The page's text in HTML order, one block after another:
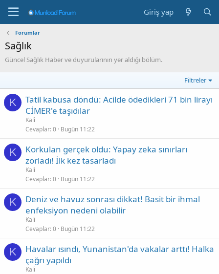
Giriş yap
Forumlar
Sağlık
Güncel Sağlık Haber ve duyurularının yer aldığı bölüm.
Filtreler
K
Tatil kabusa döndü: Acilde ödedikleri 71 bin lirayı
CİMER'e taşıdılar
Kali
Cevaplar 0 Bugün 11:22
K
Korkulan gerçek oldu: Yapay zeka sınırları
zorladı! İlk kez tasarladı
Kali
Cevaplar 0 Bugün 11:22
K
Deniz ve havuz sonrası dikkat! Basit bir ihmal
enfeksiyon nedeni olabilir
Kali
Cevaplar 0 Bugün 11:22
K
Havalar ısındı, Yunanistan'da vakalar arttı! Halka
çağrı yapıldı
Kali